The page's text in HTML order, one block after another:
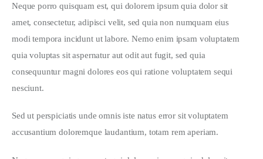
Neque porro quisquam est, qui dolorem ipsum quia dolor sit
amet, consectetur, adipisci velit, sed quia non numquam eius
modi tempora incidunt ut labore. Nemo enim ipsam voluptatem
quia voluptas sit aspernatur aut odit aut fugit, sed quia
consequuntur magni dolores eos qui ratione voluptatem sequi
nesciunt.
Sed ut perspiciatis unde omnis iste natus error sit voluptatem
accusantium doloremque laudantium, totam rem aperiam.